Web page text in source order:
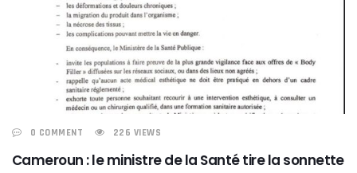
0 COMMENT 226 VIEWS
Cameroun : le ministre de la Santé tire la sonnette